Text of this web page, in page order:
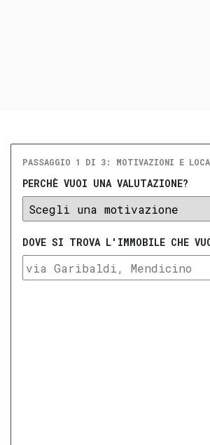
PASSAGGIO 1 DI 3: MOTIVAZIONI E
PERCHÈ VUOI UNA VALUTAZIONE?
DOVE SI TROVA L'IMMOBILE CHE